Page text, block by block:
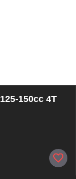
150сс 4Т